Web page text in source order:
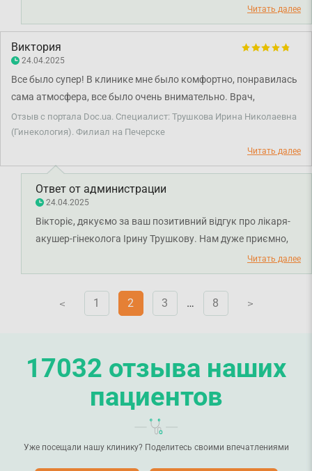
сподобалась атмосфера в нашому закладі, а наші лікарі
та персонал змогли створити комфортні умови для
вашого лікування. Бажаємо вам міцного здоров'я!
Читать далее
Виктория
24.04.2025
Все было супер! В клинике мне было комфортно, понравилась
сама атмосфера, все было очень внимательно. Врач,
Трушкова Ирина Николаевна, была мягкой и одновременно
профессиональной и конкретной. Прием понравился.
Отзыв с портала Doc.ua. Специалист: Трушкова Ирина Николаевна
(Гинекология). Филиал на Печерске
Читать далее
Ответ от администрации
24.04.2025
Вікторіє, дякуємо за ваш позитивний відгук про лікаря-
акушер-гінеколога Ірину Трушкову. Нам дуже приємно,
що ви задоволені професіоналізмом нашої команди. Ми
прагнемо зробити обслуговування зручним і якісним для
кожного пацієнта. Бажаємо вам міцного здоров'я!
Читать далее
V 1 2 3 … 8 V
17032 отзыва наших
пациентов
Уже посещали нашу клинику? Поделитесь своими впечатлениями